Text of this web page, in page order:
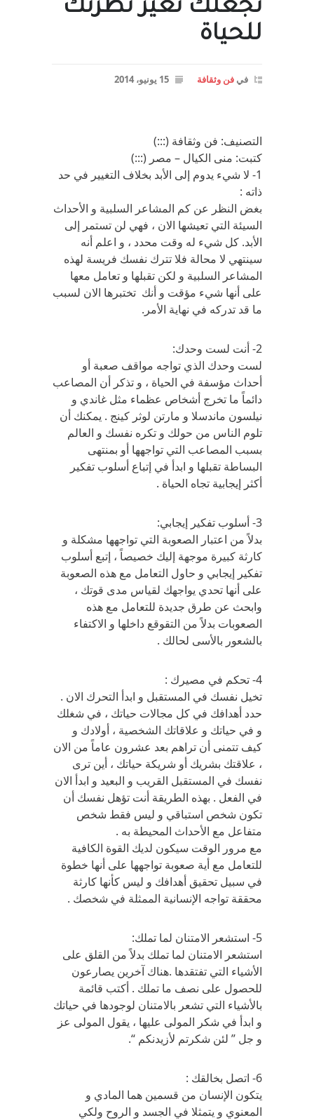
تجعلك تغير نظرتك
للحياة
في فن وثقافة 15 يونيو، 2014
التصنيف: فن وثقافة (:::)
كتبت: منى الكيال – مصر (:::)
1- لا شيء يدوم إلى الأبد بخلاف التغيير في حد
ذاته :
بغض النظر عن كم المشاعر السلبية و الأحداث
السيئة التي تعيشها الان ، فهي لن تستمر إلى
الأبد. كل شيء له وقت محدد ، و اعلم أنه
سينتهي لا محالة فلا تترك نفسك فريسة لهذه
المشاعر السلبية و لكن تقبلها و تعامل معها
على أنها شيء مؤقت و أنك تختبرها الان لسبب
ما قد تدركه في نهاية الأمر.
2- أنت لست وحدك:
لست وحدك الذي تواجه مواقف صعبة أو
أحداث مؤسفة في الحياة ، و تذكر أن المصاعب
دائماً ما تخرج أشخاص عظماء مثل غاندي و
نيلسون ماندسلا و مارتن لوثر كينج . يمكنك أن
تلوم الناس من حولك و تكره نفسك و العالم
بسبب المصاعب التي تواجهها أو بمنتهى
البساطة تقبلها و ابدأ في إتباع أسلوب تفكير
أكثر إيجابية تجاه الحياة .
3- أسلوب تفكير إيجابي:
بدلاً من اعتبار الصعوبة التي تواجهها مشكلة و
كارثة كبيرة موجهة إليك خصيصاً ، إتبع أسلوب
تفكير إيجابي و حاول التعامل مع هذه الصعوبة
على أنها تحدي يواجهك لقياس مدى قوتك ،
وابحث عن طرق جديدة للتعامل مع هذه
الصعوبات بدلاً من التقوقع داخلها و الاكتفاء
بالشعور بالأسى لحالك .
4- تحكم في مصيرك :
تخيل نفسك في المستقبل و ابدأ التحرك الان .
حدد أهدافك في كل مجالات حياتك ، في شغلك
و في حياتك و علاقاتك الشخصية ، أولادك و
كيف تتمنى أن تراهم بعد عشرون عاماً من الان
، علاقتك بشريك أو شريكة حياتك ، أين ترى
نفسك في المستقبل القريب و البعيد و ابدأ الان
في الفعل . بهذه الطريقة أنت تؤهل نفسك أن
تكون شخص استباقي و ليس فقط شخص
متفاعل مع الأحداث المحيطة به .
مع مرور الوقت سيكون لديك القوة الكافية
للتعامل مع أية صعوبة تواجهها على أنها خطوة
في سبيل تحقيق أهدافك و ليس كأنها كارثة
محققة تواجه الإنسانية الممثلة في شخصك .
5- استشعر الامتنان لما تملك:
استشعر الامتنان لما تملك بدلاً من القلق على
الأشياء التي تفتقدها .هناك آخرين يصارعون
للحصول على نصف ما تملك . أكتب قائمة
بالأشياء التي تشعر بالامتنان لوجودها في حياتك
و ابدأ في شكر المولى عليها ، يقول المولى عز
و جل ” لئن شكرتم لأزيدنكم “.
6- اتصل بخالقك :
يتكون الإنسان من قسمين هما المادي و
المعنوي و يتمثلا في الجسد و الروح ولكي